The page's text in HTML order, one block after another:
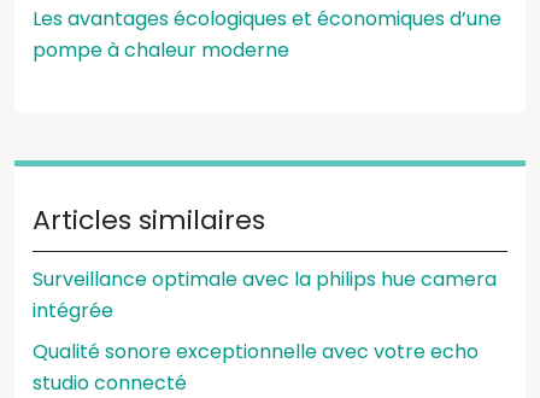
Les avantages écologiques et économiques d’une
pompe à chaleur moderne
Articles similaires
Surveillance optimale avec la philips hue camera
intégrée
Qualité sonore exceptionnelle avec votre echo
studio connecté